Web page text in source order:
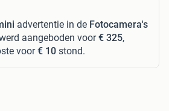
advertentie in de Fotocamera's
aangeboden voor€ 325,
voor€ 10 stond.